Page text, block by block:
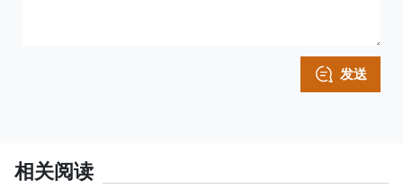
发送
相关阅读